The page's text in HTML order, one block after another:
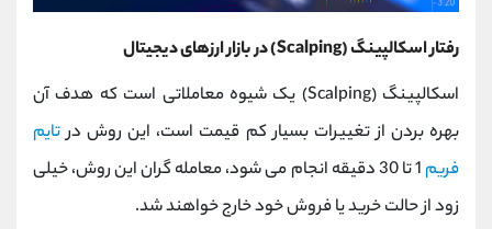
رفتار اسکالپینگ(Scalping)در بازار ارزهای دیجیتال
اسکالپینگ(Scalping)
یک شیوه معاملاتی است که هدف آن
بهره بردن از تغییرات بسیار کم قیمت است، این روش درتایم
فریم
1 تا 30 دقیقه انجام می شود، معامله گران این روش، خیلی
زود از حالت خرید یا فروش خود خارج خواهند شد.